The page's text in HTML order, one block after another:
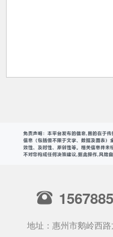
地址：惠州市鹅岭西